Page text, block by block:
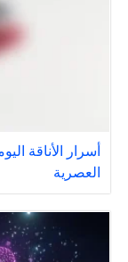
أسرار الأناقة
العصرية